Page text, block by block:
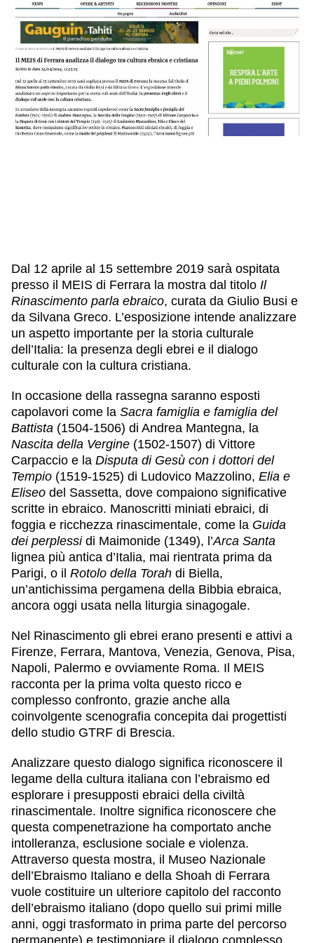
IL NOSTRO STAFF
EDUCAZIONE
SCUOLE
INSEGNANTI
GIOVANI, ADULTI
CULTURA EBRAICA
CAPIRE L’EBRAISMO
CALENDARIO & FESTIVITÀ
OGGETTI & SIMBOLI
IL CICLO DELLA VITA
SHOAH
Dal 12 aprile al 15 settembre 2019 sarà ospitata
presso il MEIS di Ferrara la mostra dal titolo Il
Rinascimento parla ebraico, curata da Giulio Busi e
da Silvana Greco. L’esposizione intende analizzare
un aspetto importante per la storia culturale
dell’Italia: la presenza degli ebrei e il dialogo
culturale con la cultura cristiana.
In occasione della rassegna saranno esposti
capolavori come la Sacra famiglia e famiglia del
Battista (1504-1506) di Andrea Mantegna, la
Nascita della Vergine (1502-1507) di Vittore
Carpaccio e la Disputa di Gesù con i dottori del
Tempio (1519-1525) di Ludovico Mazzolino, Elia e
Eliseo del Sassetta, dove compaiono significative
scritte in ebraico. Manoscritti miniati ebraici, di
foggia e ricchezza rinascimentale, come la Guida
dei perplessidi Maimonide (1349), l’Arca Santa
lignea più antica d’Italia, mai rientrata prima da
Parigi, o il Rotolo della Torah di Biella,
un’antichissima pergamena della Bibbia ebraica,
ancora oggi usata nella liturgia sinagogale.
Nel Rinascimento gli ebrei erano presenti e attivi a
Firenze, Ferrara, Mantova, Venezia, Genova, Pisa,
Napoli, Palermo e ovviamente Roma. Il MEIS
racconta per la prima volta questo ricco e
complesso confronto, grazie anche alla
coinvolgente scenografia concepita dai progettisti
dello studio GTRF di Brescia.
Analizzare questo dialogo significa riconoscere il
legame della cultura italiana con l’ebraismo ed
esplorare i presupposti ebraici della civiltà
rinascimentale. Inoltre significa riconoscere che
questa compenetrazione ha comportato anche
intolleranza, esclusione sociale e violenza.
Attraverso questa mostra, il Museo Nazionale
dell’Ebraismo Italiano e della Shoah di Ferrara
vuole costituire un ulteriore capitolo del racconto
dell’ebraismo italiano (dopo quello sui primi mille
anni, oggi trasformato in prima parte del percorso
permanente) e testimoniare il dialogo complesso